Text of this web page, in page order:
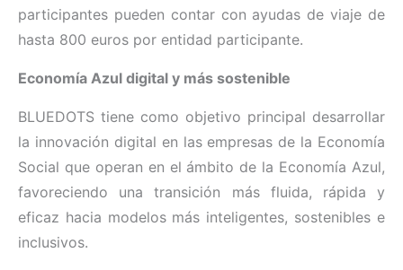
participantes pueden contar con ayudas de viaje de
hasta 800 euros por entidad participante.
Economía Azul digital y más sostenible
BLUEDOTS tiene como objetivo principal desarrollar
la innovación digital en las empresas de la Economía
Social que operan en el ámbito de la Economía Azul,
favoreciendo una transición más fluida, rápida y
eficaz hacia modelos más inteligentes, sostenibles e
inclusivos.